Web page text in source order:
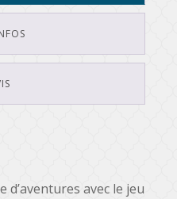
d’aventures avec le jeu